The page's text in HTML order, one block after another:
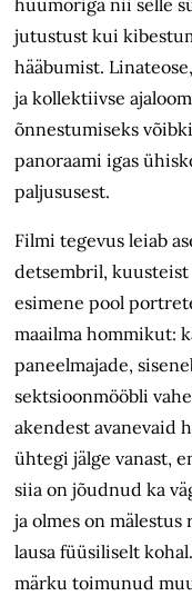
huumoriga nii selle
jutustust kui
hääbumist.
ja kollektiivse
õnnestumiseks
panoraami igas
paljususest.
Filmi tegevus leiab
detsembril, kuusteist
esimene pool
maailma hommikut:
paneelmajade,
sektsioonmööbli
akendest avanevaid
ühtegi jälge vanast,
siia on jõudnud ka
ja olmes on mälestus
lausa füüsiliselt
märku toimunud